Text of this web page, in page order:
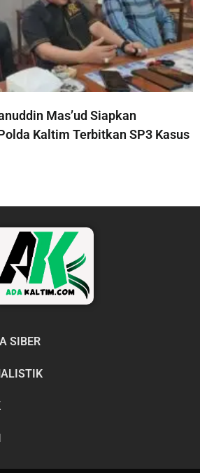
Mas’ud Siapkan
Kaltim Terbitkan SP3 Kasus
SIBER